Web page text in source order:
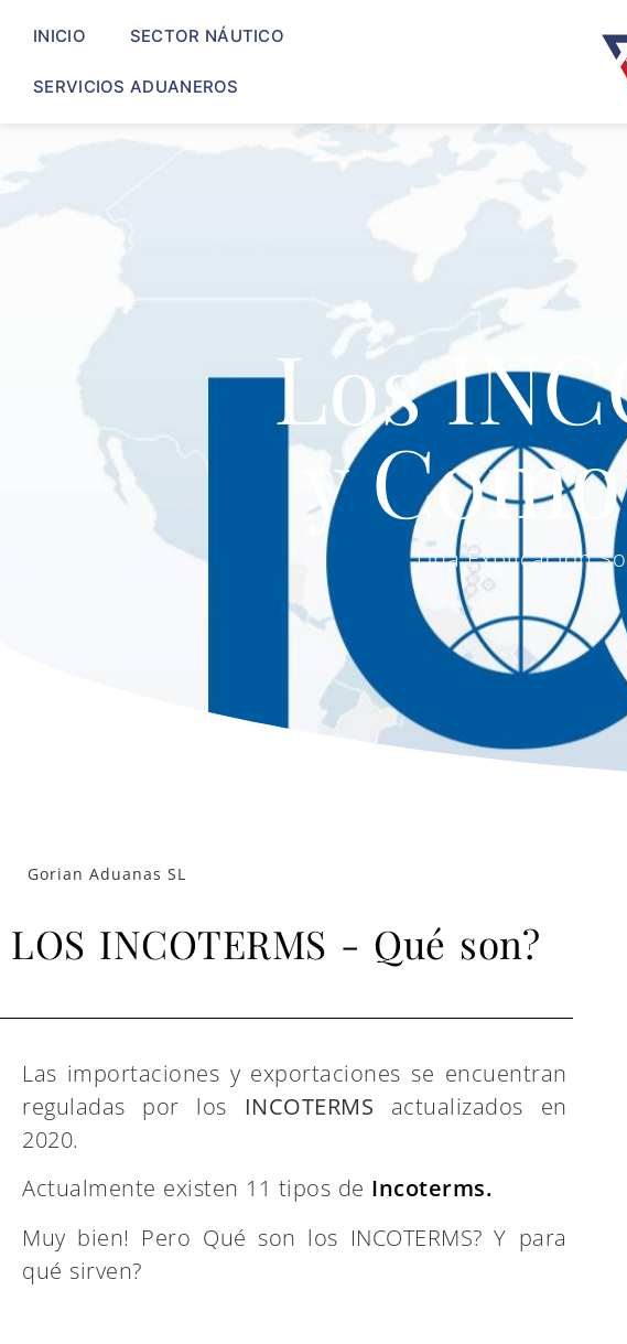
INICIO SECTOR NÁUTICO
SERVICIOS ADUANEROS
Los
y
Una Explicación
Gorian Aduanas SL
LOS INCOTERMS - Qué son?
Las importaciones y exportaciones se encuentran
reguladas por los INCOTERMS actualizados en
2020.
Actualmente existen 11 tipos de Incoterms.
Muy bien! Pero Qué son los INCOTERMS? Y para
qué sirven?